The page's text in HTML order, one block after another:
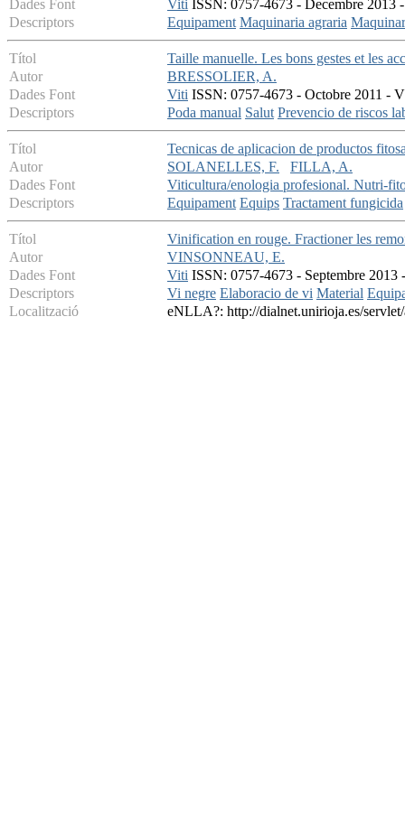
Dades Font
Viti ISSN: 0757-4673 - Decembre 2013
Descriptors
Equipament Maquinaria agraria
Títol
Taille manuelle. Les bons gestes et les
Autor
BRESSOLIER, A.
Dades Font
Viti ISSN: 0757-4673 - Octobre 2011 -
Descriptors
Poda manual Salut Prevencio de riscos
Títol
Tecnicas de aplicacion de productos
Autor
SOLANELLES, F.
FILLA, A.
Dades Font
Viticultura/enologia profesional. Nutri-
Descriptors
Equipament Equips Tractament fungicida
Títol
Vinification en rouge. Fractioner les
Autor
VINSONNEAU, E.
Dades Font
Viti ISSN: 0757-4673 - Septembre
Descriptors
Vi negre Elaboracio de vi Material
Localització
eNLLA?: http://dialnet.unirioja.es/